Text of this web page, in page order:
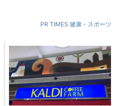
PR TIMES 健康・スポーツ